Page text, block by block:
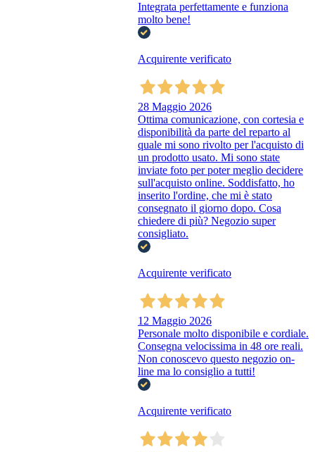
Integrata perfettamente e funziona
molto bene!
Acquirente verificato
28 Maggio 2026
Ottima comunicazione, con cortesia e
disponibilità da parte del reparto al
quale mi sono rivolto per l'acquisto di
un prodotto usato. Mi sono state
inviate foto per poter meglio decidere
sull'acquisto online. Soddisfatto, ho
inserito l'ordine, che mi è stato
consegnato il giorno dopo. Cosa
chiedere di più? Negozio super
consigliato.
Acquirente verificato
12 Maggio 2026
Personale molto disponibile e cordiale.
Consegna velocissima in 48 ore reali.
Non conoscevo questo negozio on-
line ma lo consiglio a tutti!
Acquirente verificato